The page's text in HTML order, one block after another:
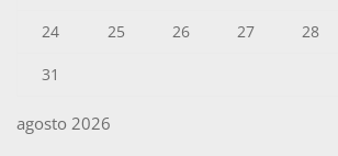
agosto 2026
24 25 26 27 28
31